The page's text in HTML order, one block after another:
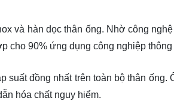
và hàn dọc thân ống. Nhờ công
cho 90% ứng dụng công nghiệp
suất đồng nhất trên toàn bộ thân
hóa chất nguy hiểm.